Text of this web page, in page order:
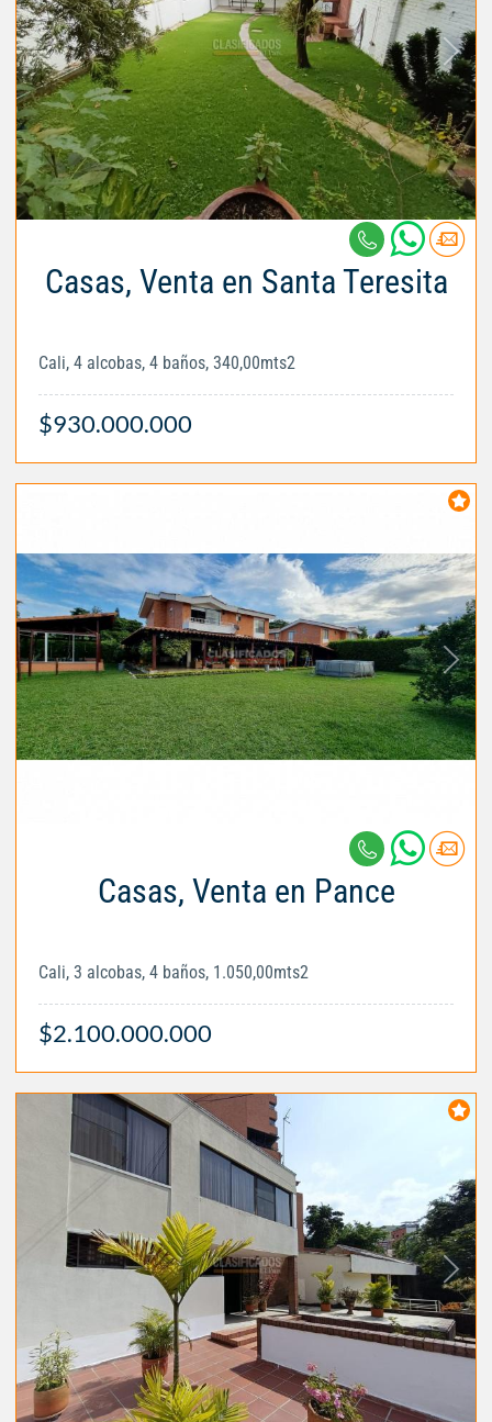
Casas, Venta en Santa Teresita
Cali, 4 alcobas, 4 baños, 340,00mts2
$930.000.000
Casas, Venta en Pance
Cali, 3 alcobas, 4 baños, 1.050,00mts2
$2.100.000.000